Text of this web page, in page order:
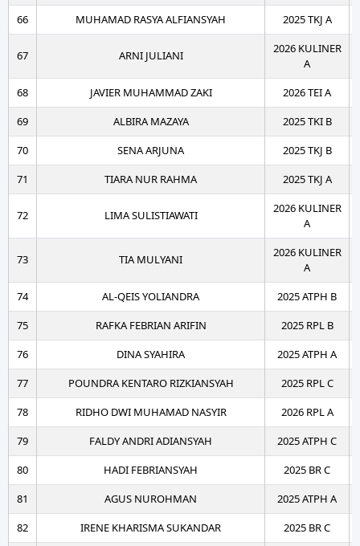
66
MUHAMAD RASYA ALFIANSYAH 2025 TKJ A
67 ARNI JULIANI
2026 KULINER
A
68
JAVIER MUHAMMAD ZAKI
2026 TEI A
69
ALBIRA MAZAYA
2025 TKI B
70
SENA ARJUNA
2025 TKJ B
71
TIARA NUR RAHMA 2025 TKJ A
72 LIMA SULISTIAWATI
2026 KULINER
A
73 TIA MULYANI
2026 KULINER
A
74
AL-QEIS YOLIANDRA
2025 ATPH B
75
RAFKA FEBRIAN ARIFIN
2025 RPL B
76
DINA SYAHIRA
2025 ATPH A
77
POUNDRA KENTARO RIZKIANSYAH
2025 RPL C
78
RIDHO DWI MUHAMAD NASYIR
2026 RPL A
79
FALDY ANDRI ADIANSYAH
2025 ATPH C
80
HADI FEBRIANSYAH
2025 BR C
81
AGUS NUROHMAN
2025 ATPH A
82
IRENE KHARISMA SUKANDAR
2025 BR C